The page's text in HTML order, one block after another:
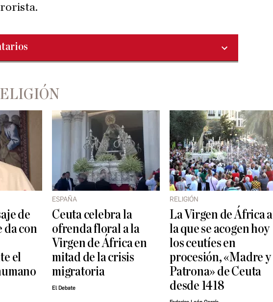
de
da con
el
ESPAÑA
Ceuta celebra la
ofrenda floral a la
Virgen de África en
mitad de la crisis
migratoria
El Debate
RELIGIÓN
La Virgen de África a
la que se acogen hoy
los ceutíes en
procesión, «Madre y
Patrona» de Ceuta
desde 1418